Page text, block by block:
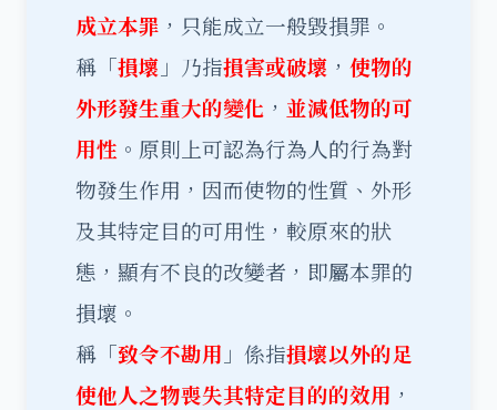
成立本罪 ，只能成立一般毀損罪。
稱「損壞 」乃指損害或破壞 ， 使物的
外形發生重大的變化 ， 並減低物的可
用性 。原則上可認為行為人的行為對
物發生作用，因而使物的性質、外形
及其特定目的可用性，較原來的狀
態，顯有不良的改變者，即屬本罪的
損壞。
稱「致令不勘用 」係指損壞以外的足
使他人之物喪失其特定目的的效用 ，